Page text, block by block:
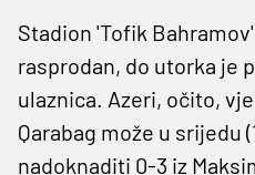
Stadion 'Tofik
rasprodan, do utorka je
ulaznica. Azeri, očito,
Qarabag može u srijedu
nadoknaditi 0-3 iz